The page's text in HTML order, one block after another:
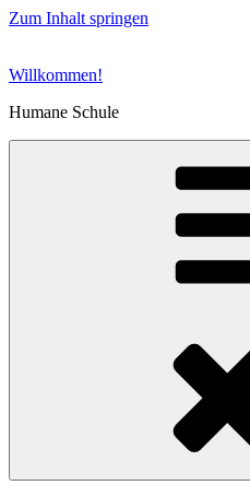
Zum Inhalt springen
Willkommen!
Humane Schule